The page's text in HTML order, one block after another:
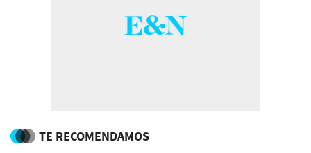
TE RECOMENDAMOS